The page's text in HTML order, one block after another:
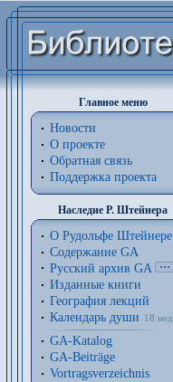
Главное меню
Новости
О проекте
Обратная связь
Поддержка проекта
Наследие Р. Штейнера
О Рудольфе Штейнере
Содержание GA
Русский архив GA
Изданные книги
География лекций
Календарь души
18 нед.
GA-Katalog
GA-Beiträge
Vortragsverzeichnis